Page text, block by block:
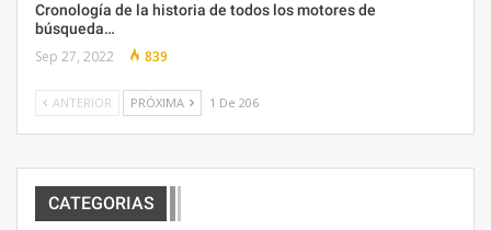
Cronología de la historia de todos los motores de
búsqueda…
Sep 27, 2022 839
ANTERIOR PRÓXIMA 1 De 206
CATEGORIAS